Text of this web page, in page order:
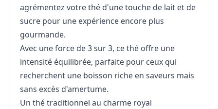
agrémentez votre thé d'une touche de lait et de
sucre pour une expérience encore plus
gourmande.
Avec une force de 3 sur 3, ce thé offre une
intensité équilibrée, parfaite pour ceux qui
recherchent une boisson riche en saveurs mais
sans excès d'amertume.
Un thé traditionnel au charme royal